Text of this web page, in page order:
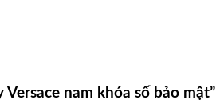
nam khóa số bảo mật”